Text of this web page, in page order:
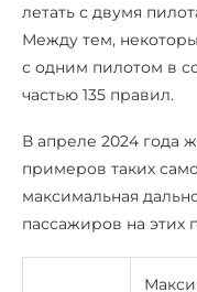
летать с двумя
Между тем,
с одним пилотом в
частью 135 правил.
В апреле 2024 года
примеров таких
максимальная
пассажиров на этих